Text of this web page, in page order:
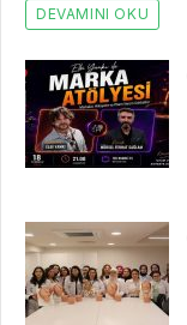
DEVAMINI OKU